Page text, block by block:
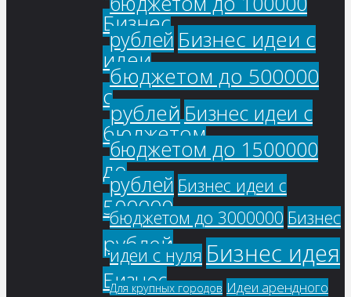
Бизнес
идеи
с
бюджетом
до
500000
рублей
Бизнес
рублей Бизнес идеи с
бюджетом до 500000
рублей Бизнес идеи с
бюджетом до 1500000
рублей Бизнес идеи с
бюджетом до 3000000 Бизнес
идеи с нуля Бизнес идея
Для крупных городов Идеи арендного